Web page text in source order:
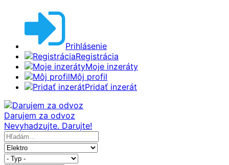
Prihlásenie
Registrácia
Moje inzeráty
Môj profil
Pridať inzerát
Darujem za odvoz
Nevyhadzujte. Darujte!